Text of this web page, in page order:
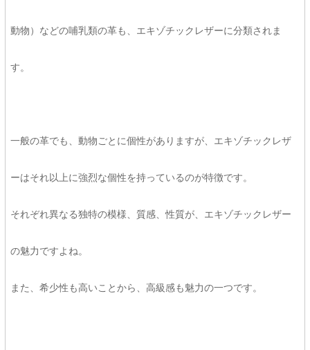
動物）などの哺乳類の革も、エキゾチックレザーに分類されま
す。
一般の革でも、動物ごとに個性がありますが、エキゾチックレザ
ーはそれ以上に強烈な個性を持っているのが特徴です。
それぞれ異なる独特の模様、質感、性質が、エキゾチックレザー
の魅力ですよね。
また、希少性も高いことから、高級感も魅力の一つです。